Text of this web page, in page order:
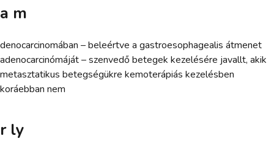
a m
denocarcinomában – beleértve a gastroesophagealis átmenet
adenocarcinómáját – szenvedő betegek kezelésére javallt, akik
metasztatikus betegségükre kemoterápiás kezelésben
koráebban nem
r ly